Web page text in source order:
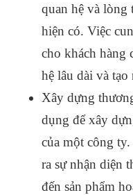
quan hệ và lòng
hiện có. Việc
cho khách hàng
hệ lâu dài và tạo
Xây dựng
dụng để xây
của một công ty.
ra sự nhận diện
đến sản phẩm